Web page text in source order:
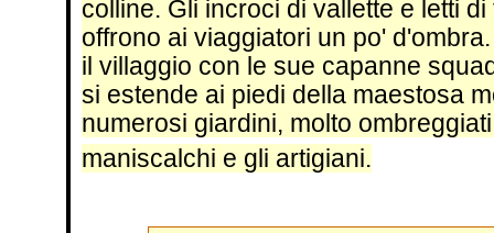
colline. Gli incroci di vallette e letti
offrono ai viaggiatori un po'
il villaggio con le sue capanne
si estende ai piedi della maestosa
numerosi giardini, molto
maniscalchi e gli artigiani.